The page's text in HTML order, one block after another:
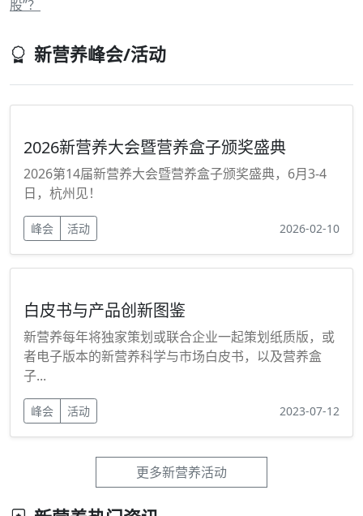
股”？
新营养峰会/活动
2026新营养大会暨营养盒子颁奖盛典
2026第14届新营养大会暨营养盒子颁奖盛典，6月3-4
日，杭州见！
峰会 活动 2026-02-10
白皮书与产品创新图鉴
新营养每年将独家策划或联合企业一起策划纸质版，或
者电子版本的新营养科学与市场白皮书，以及营养盒
子...
峰会 活动 2023-07-12
更多新营养活动